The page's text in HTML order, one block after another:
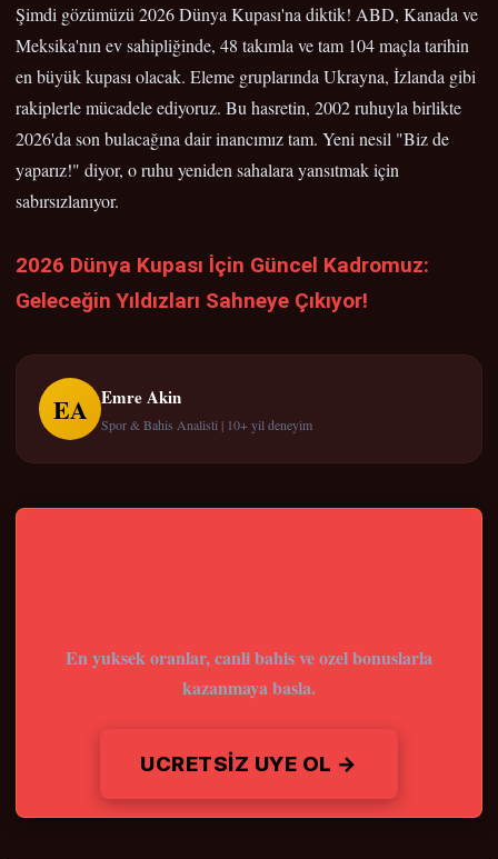
Şimdi gözümüzü 2026 Dünya Kupası'na diktik! ABD, Kanada ve
Meksika'nın ev sahipliğinde, 48 takımla ve tam 104 maçla tarihin
en büyük kupası olacak. Eleme gruplarında Ukrayna, İzlanda gibi
rakiplerle mücadele ediyoruz. Bu hasretin, 2002 ruhuyla birlikte
2026'da son bulacağına dair inancımız tam. Yeni nesil "Biz de
yaparız!" diyor, o ruhu yeniden sahalara yansıtmak için
sabırsızlanıyor.
2026 Dünya Kupası İçin Güncel Kadromuz:
Geleceğin Yıldızları Sahneye Çıkıyor!
EA Emre Akin
Spor & Bahis Analisti | 10+ yil deneyim
En yuksek oranlar, canli bahis ve ozel bonuslarla
kazanmaya basla.
UCRETSIZ UYE OL →